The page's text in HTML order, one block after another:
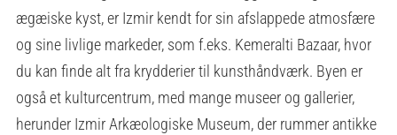
ægæiske kyst, er Izmir kendt for sin afslappede atmosfære
og sine livlige markeder, som f.eks. Kemeralti Bazaar, hvor
du kan finde alt fra krydderier til kunsthåndværk. Byen er
også et kulturcentrum, med mange museer og gallerier,
herunder Izmir Arkæologiske Museum, der rummer antikke